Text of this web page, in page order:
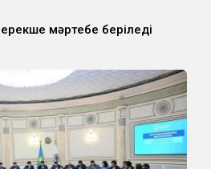
мәртебе беріледі